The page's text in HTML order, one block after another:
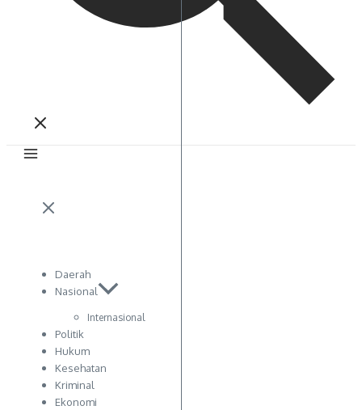
Daerah
Nasional
Internasional
Politik
Hukum
Kesehatan
Kriminal
Ekonomi